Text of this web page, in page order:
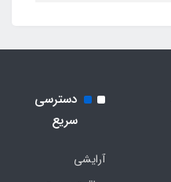
دسترسی
سریع
آرایشی